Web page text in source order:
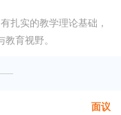
扎实的教学理论基础，
育视野。
面议